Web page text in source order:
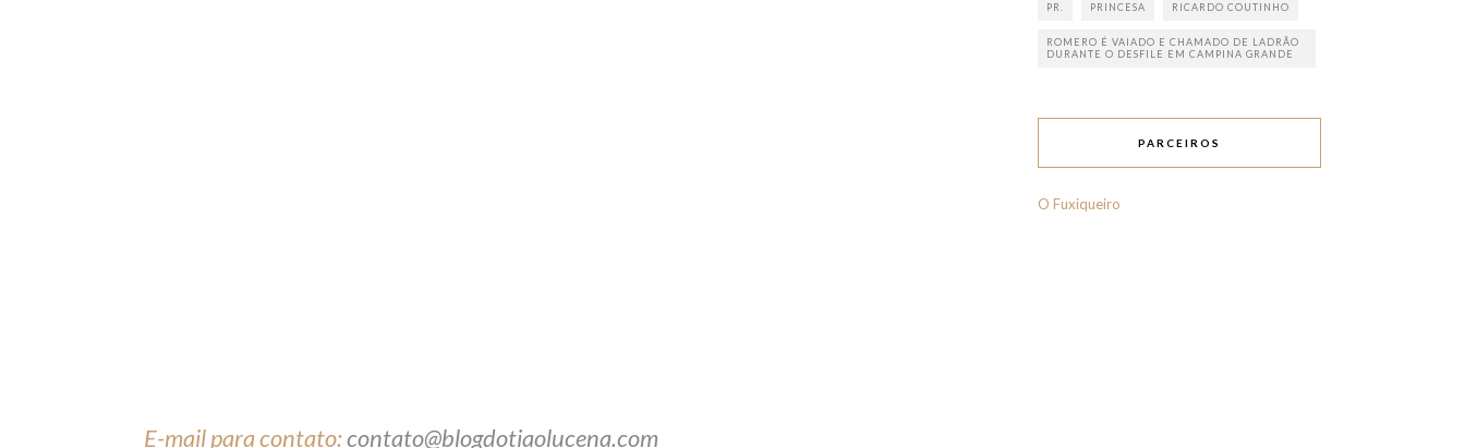
PR. PRINCESA RICARDO COUTINHO
ROMERO É VAIADO E CHAMADO DE LADRÃO
DURANTE O DESFILE EM CAMPINA GRANDE
PARCEIROS
O Fuxiqueiro
E-mail para contato:contato@blogdotiaolucena.com